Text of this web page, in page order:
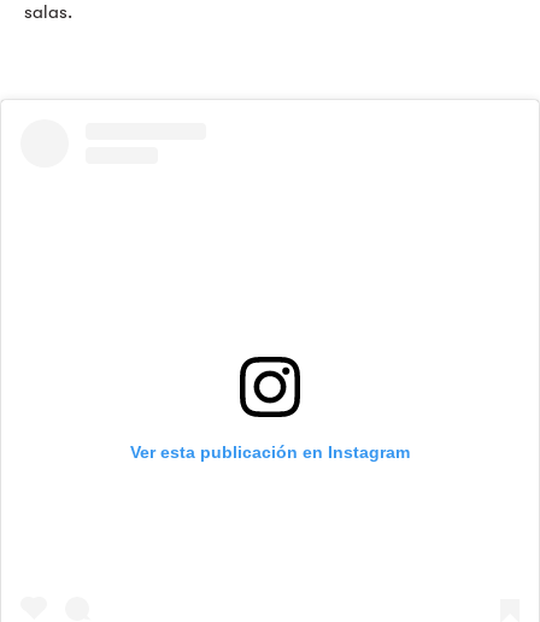
salas.
Ver esta publicación en Instagram